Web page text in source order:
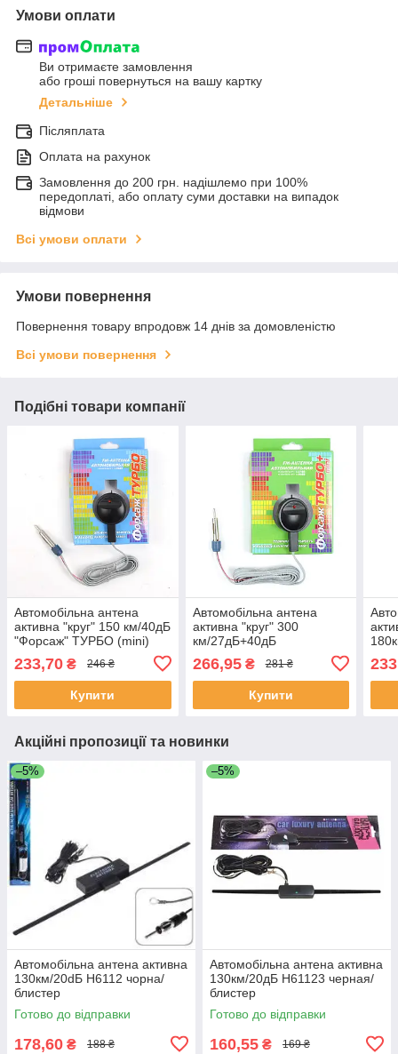
Умови оплати
Ви отримаєте замовлення
або гроші повернуться на вашу картку
Детальніше
Післяплата
Оплата на рахунок
Замовлення до 200 грн. надішлемо при 100%
передоплаті, або оплату суми доставки на випадок
відмови
Всі умови оплати
Умови повернення
Повернення товару впродовж 14 днів за домовленістю
Всі умови повернення
Подібні товари компанії
Автомобільна антена
активна "круг" 150 км/40дБ
"Форсаж" ТУРБО (mini)
приема)
233,70 ₴ 246 ₴
Купити
Автомобільна антена
активна "круг" 300
км/27дБ+40дБ
Город/Трасса( Высокое
якість приема
266,95₴ 281 ₴
Купити
Акційні пропозиції та новинки
–5%
Автомобільна антена активна
130км/20dБ Н6112 чорна/
блистер
Готово до відправки
178,60 ₴ 188 ₴
–5%
Автомобільна антена активна
130км/20дБ Н61123 черная/
блистер
Готово до відправки
160,55 ₴ 169 ₴